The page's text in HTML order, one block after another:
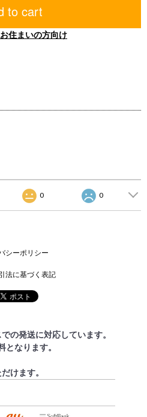
to cart
住まいの方向け
0 0
シーポリシー
法に基づく表記
の発送に対応しています。
なります。
けます。